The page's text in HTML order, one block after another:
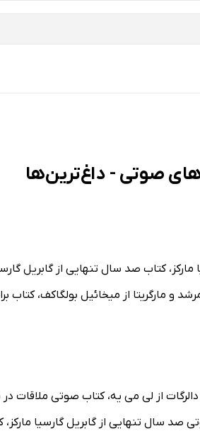
صوتی - داغ‌ترین‌ها
کتاب صد سال تنهایی از گابریل
مارگریتا از میخائیل بولگاکف، کتاب
از لی می یه، کتاب صوتی ملاقات
صد سال تنهایی از گابریل گارسیا